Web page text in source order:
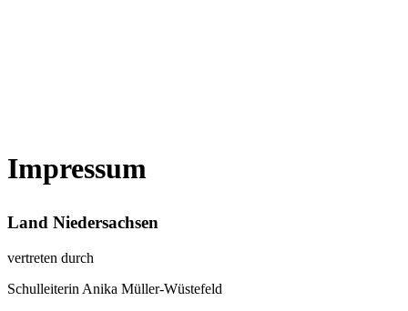
Impressum
Land Niedersachsen
vertreten durch
Schulleiterin Anika Müller-Wüstefeld